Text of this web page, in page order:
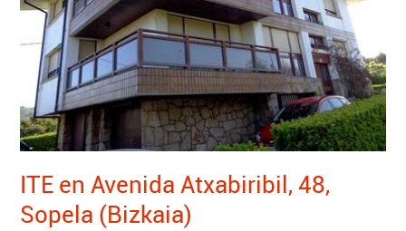
ITE en Avenida Atxabiribil, 48,
Sopela (Bizkaia)